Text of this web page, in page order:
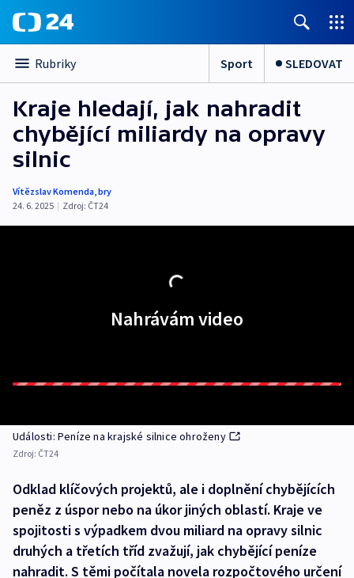
Rubriky Sport SLEDOVAT
Kraje hledají, jak nahradit
chybějící miliardy na opravy
silnic
Vítězslav Komenda,bry
24. 6. 2025 | Zdroj: ČT24
Nahrávám video
Události: Peníze na krajské silnice ohroženy
Zdroj: ČT24
Odklad klíčových projektů, ale i doplnění chybějících
peněz z úspor nebo na úkor jiných oblastí. Kraje ve
spojitosti s výpadkem dvou miliard na opravy silnic
druhých a třetích tříd zvažují, jak chybějící peníze
nahradit. S těmi počítala novela rozpočtového určení